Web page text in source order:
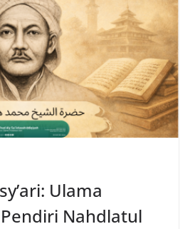
Ulama
Nahdlatul